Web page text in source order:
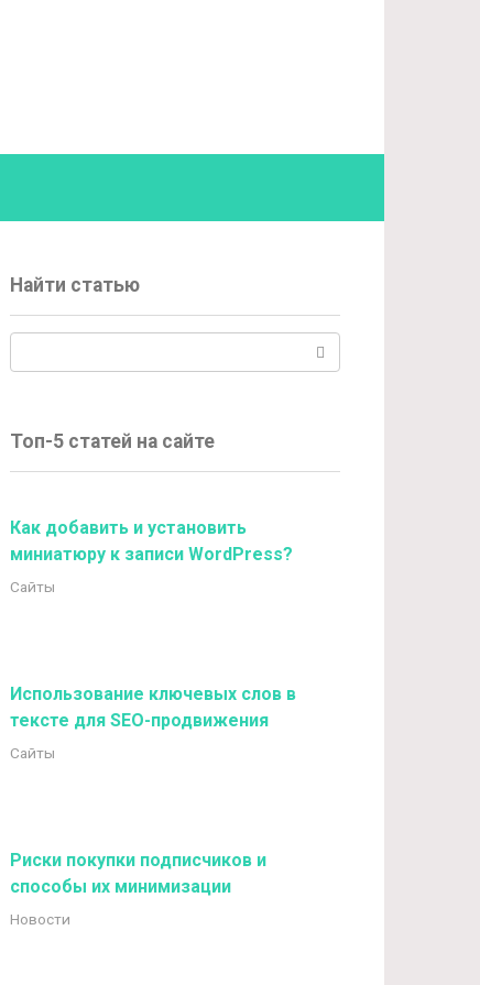
Найти статью
Топ-5 статей на сайте
Как добавить и установить
миниатюру к записи WordPress?
Сайты
Использование ключевых слов в
тексте для SEO-продвижения
Сайты
Риски покупки подписчиков и
способы их минимизации
Новости